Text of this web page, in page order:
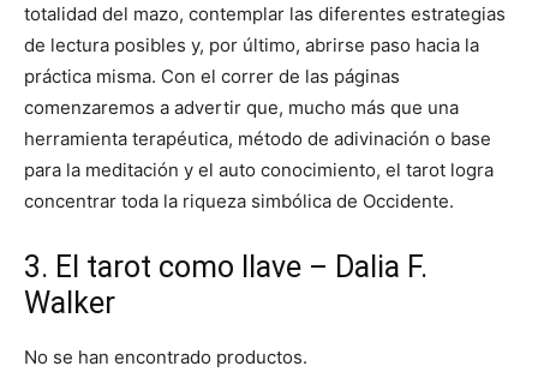
totalidad del mazo, contemplar las diferentes estrategias
de lectura posibles y, por último, abrirse paso hacia la
práctica misma. Con el correr de las páginas
comenzaremos a advertir que, mucho más que una
herramienta terapéutica, método de adivinación o base
para la meditación y el auto conocimiento, el tarot logra
concentrar toda la riqueza simbólica de Occidente.
3. El tarot como llave – Dalia F.
Walker
No se han encontrado productos.